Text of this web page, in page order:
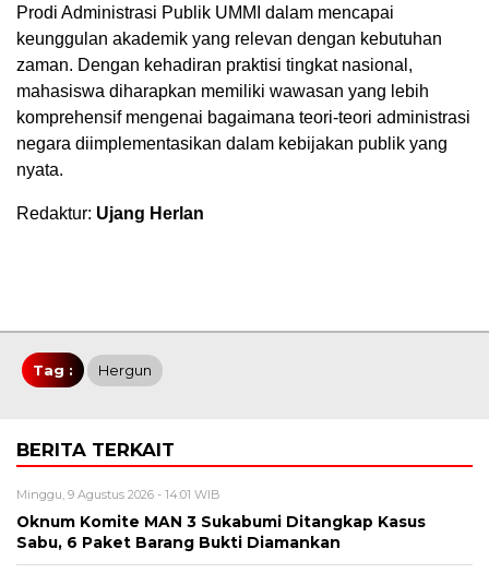
Prodi Administrasi Publik UMMI dalam mencapai
keunggulan akademik yang relevan dengan kebutuhan
zaman. Dengan kehadiran praktisi tingkat nasional,
mahasiswa diharapkan memiliki wawasan yang lebih
komprehensif mengenai bagaimana teori-teori administrasi
negara diimplementasikan dalam kebijakan publik yang
nyata.
Redaktur: Ujang Herlan
Tag : Hergun
BERITA TERKAIT
Minggu, 9 Agustus 2026 - 14:01 WIB
Oknum Komite MAN 3 Sukabumi Ditangkap Kasus
Sabu, 6 Paket Barang Bukti Diamankan